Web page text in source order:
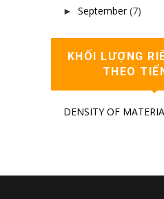
► September (7)
KHỐI LƯỢNG
THEO
DENSITY OF